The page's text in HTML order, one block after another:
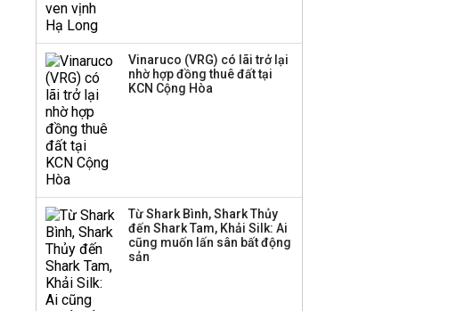
thanh lý toàn bộ cửa
hàng
Công ty 100 tỷ của
Huấn Hoa Hồng bỗng
dưng ‘biến mất’, một
Vinaruco (VRG) có lãi trở lại
nhờ hợp đồng thuê đất tại
KCN Cộng Hòa
Từ Shark Bình, Shark Thủy
đến Shark Tam, Khải Silk: Ai
cũng muốn lấn sân bất động
sản